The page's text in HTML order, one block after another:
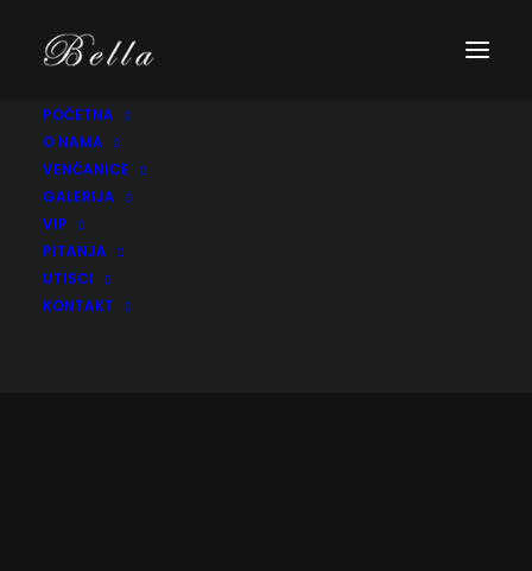
POČETNA
O NAMA
VENČANICE
GALERIJA
VIP
PITANJA
UTISCI
KONTAKT